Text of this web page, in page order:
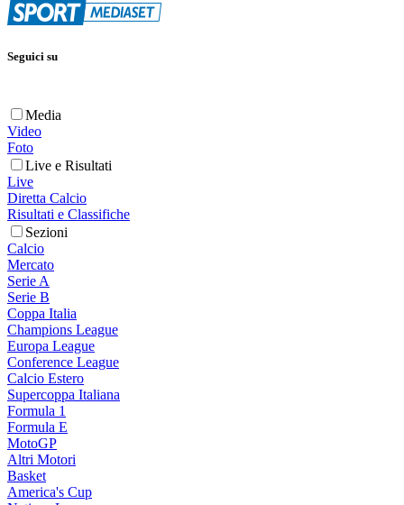
Seguici su
Media
Video
Foto
Live e Risultati
Live
Diretta Calcio
Risultati e Classifiche
Sezioni
Calcio
Mercato
Serie A
Serie B
Coppa Italia
Champions League
Europa League
Conference League
Calcio Estero
Supercoppa Italiana
Formula 1
Formula E
MotoGP
Altri Motori
Basket
America's Cup